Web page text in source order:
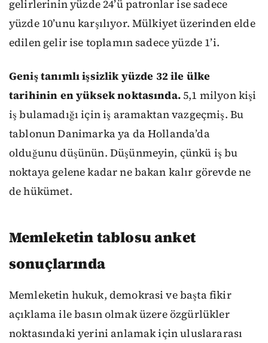
gelirlerinin yüzde 24’ü patronlar ise sadece
yüzde 10’unu karşılıyor. Mülkiyet üzerinden elde
edilen gelir ise toplamın sadece yüzde 1’i.
Geniş tanımlı işsizlik yüzde 32 ile ülke
tarihinin en yüksek noktasında.5,1 milyon kişi
iş bulamadığı için iş aramaktan vazgeçmiş. Bu
tablonun Danimarka ya da Hollanda’da
olduğunu düşünün. Düşünmeyin, çünkü iş bu
noktaya gelene kadar ne bakan kalır görevde ne
de hükümet.
Memleketin tablosu anket
sonuçlarında
Memleketin hukuk, demokrasi ve başta fikir
açıklama ile basın olmak üzere özgürlükler
noktasındaki yerini anlamak için uluslararası